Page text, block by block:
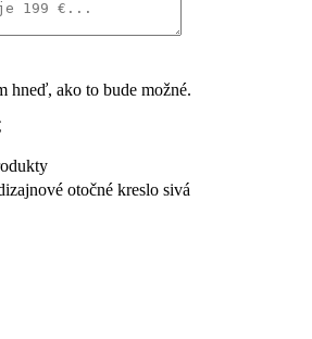
hneď, ako to bude možné.